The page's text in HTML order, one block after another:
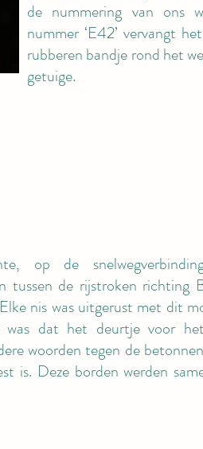
de nummering van ons
nummer ‘E42’ vervangt
rubberen bandje rond het
getuige.
op de
tussen de rijstroken richting
nis was uitgerust met dit
was dat het deurtje voor
woorden tegen de
is. Deze borden werden